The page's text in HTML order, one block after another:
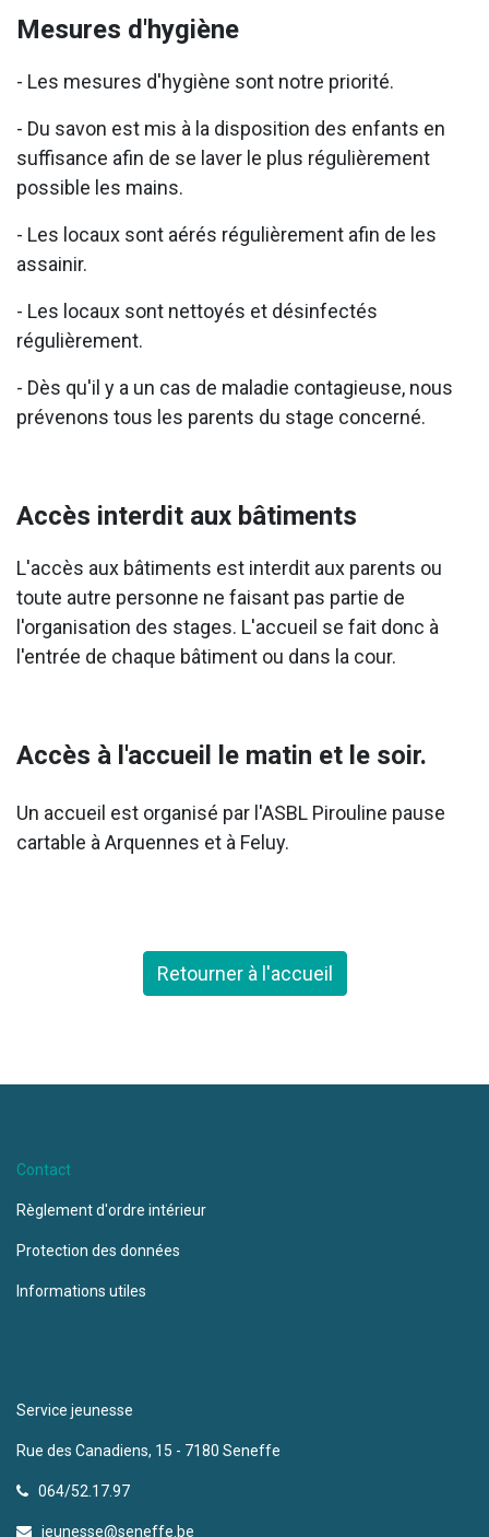
Mesures d'hygiène
- Les mesures d'hygiène sont notre priorité.
- Du savon est mis à la disposition des enfants en
suffisance afin de se laver le plus régulièrement
possible les mains.
- Les locaux sont aérés régulièrement afin de les
assainir.
- Les locaux sont nettoyés et désinfectés
régulièrement.
- Dès qu'il y a un cas de maladie contagieuse, nous
prévenons tous les parents du stage concerné.
Accès interdit aux bâtiments
L'accès aux bâtiments est interdit aux parents ou
toute autre personne ne faisant pas partie de
l'organisation des stages. L'accueil se fait donc à
l'entrée de chaque bâtiment ou dans la cour.
Accès à l'accueil le matin et le soir.
Un accueil est organisé par l'ASBL Pirouline pause
cartable à Arquennes et à Feluy.
Retourner à l'accueil
Contact
Règlement d'ordre intérieur
Protection des données
Informations utiles
Service jeunesse
Rue des Canadiens, 15 - 7180 Seneffe
064/52.17.97
jeunesse@seneffe.be